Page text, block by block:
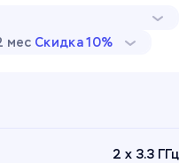
мес Скидка 10%
2 x 3.3 ГГц